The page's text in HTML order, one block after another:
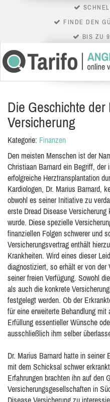
FINDE DEN
BIS ZU
Die Geschichte
Versicherung
Kategorie: Finanzen
Den meisten Menschen ist der
Christiaan Barnard ein Begriff, der
erfolgreiche Herztransplantation
Kardiologen, Dr. Marius Barnard,
obwohl es seiner Initiative zu
erste Dread Disease
wurde. Diese spezielle
finanziellen Folgen schwerer und
Versicherungsvertrag enthält
Krankheiten. Wird eines dieser
diagnostiziert, so erhält er von der
seiner freien Verfügung. Sowohl
als auch die konkrete
festgelegt werden. Ob der
für eine erweiterte Behandlung
Erfüllung essentieller Wünsche
ausschließlich ihm selber
Dr. Marius Barnard hatte in seiner
mit dem Schicksal schwer
Erfahrungen brachten ihn auf den
Versicherungsgesellschaften in
Disease Versicherung zu